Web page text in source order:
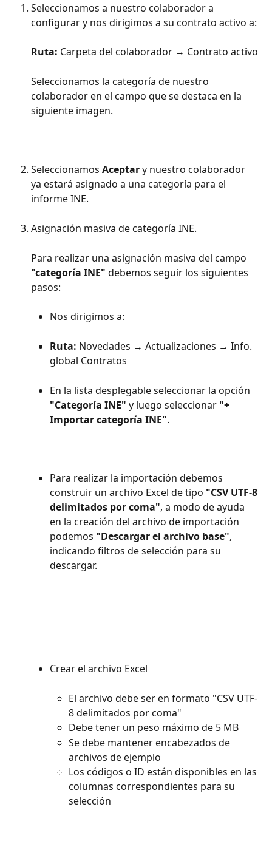
Seleccionamos a nuestro colaborador a
configurar y nos dirigimos a su contrato activo a:
Ruta: Carpeta del colaborador → Contrato activo
Seleccionamos la categoría de nuestro
colaborador en el campo que se destaca en la
siguiente imagen.
Seleccionamos Aceptar y nuestro colaborador
ya estará asignado a una categoría para el
informe INE.
Asignación masiva de categoría INE.
Para realizar una asignación masiva del campo
"categoría INE" debemos seguir los siguientes
pasos:
Nos dirigimos a:
Ruta: Novedades → Actualizaciones → Info.
global Contratos
En la lista desplegable seleccionar la opción
"Categoría INE" y luego seleccionar "+
Importar categoría INE".
Para realizar la importación debemos
construir un archivo Excel de tipo "CSV UTF-8
delimitados por coma", a modo de ayuda
en la creación del archivo de importación
podemos "Descargar el archivo base",
indicando filtros de selección para su
descargar.
Crear el archivo Excel
El archivo debe ser en formato "CSV UTF-
8 delimitados por coma"
Debe tener un peso máximo de 5 MB
Se debe mantener encabezados de
archivos de ejemplo
Los códigos o ID están disponibles en las
columnas correspondientes para su
selección